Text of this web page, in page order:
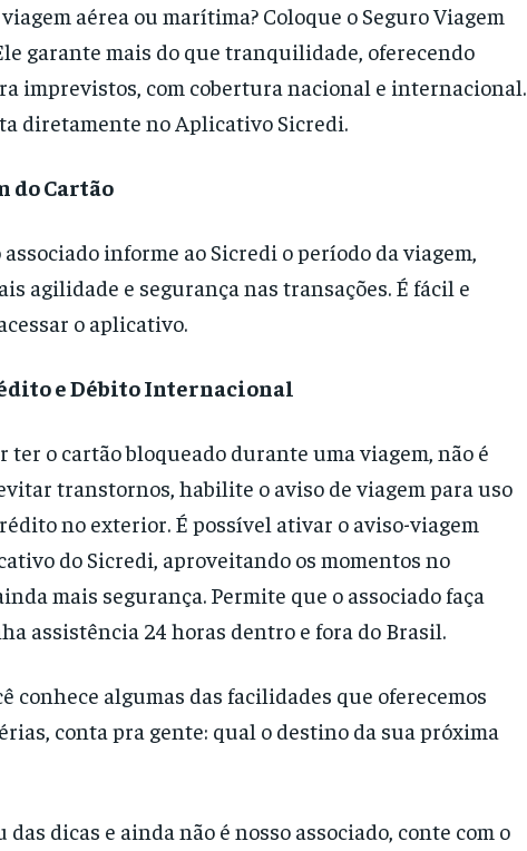
aérea ou marítima? Coloque o Seguro Viagem
garante mais do que tranquilidade, oferecendo
imprevistos, com cobertura nacional e internacional.
diretamente no Aplicativo Sicredi.
do Cartão
informe ao Sicredi o período da viagem,
agilidade e segurança nas transações. É fácil e
o aplicativo.
e Débito Internacional
ter o cartão bloqueado durante uma viagem, não é
transtornos, habilite o aviso de viagem para uso
no exterior. É possível ativar o aviso-viagem
do Sicredi, aproveitando os momentos no
mais segurança. Permite que o associado faça
assistência 24 horas dentro e fora do Brasil.
conhece algumas das facilidades que oferecemos
conta pra gente: qual o destino da sua próxima
das dicas e ainda não é nosso associado, conte com o